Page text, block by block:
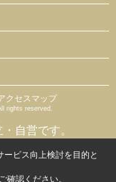
クセスマップ
rights reserved.
自営です。
ビス向上検討を目的と
確認ください。